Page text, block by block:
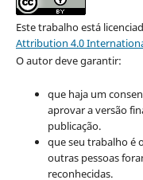
Este trabalho está
Attribution 4.0
O autor deve garantir:
que haja um
aprovar a versão
publicação.
que seu trabalho é
outras pessoas
reconhecidas.